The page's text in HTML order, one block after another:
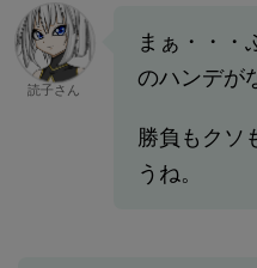
読子さん
まぁ・・・
のハンデが
勝負もクソ
うね。